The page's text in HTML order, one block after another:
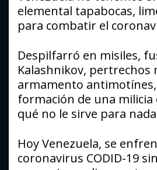
elemental tapabocas,
para combatir el
Despilfarró en misiles,
Kalashnikov, pertrechos
armamento antimotínes,
formación de una milicia
qué no le sirve para
Hoy Venezuela, se
coronavirus CODID-19